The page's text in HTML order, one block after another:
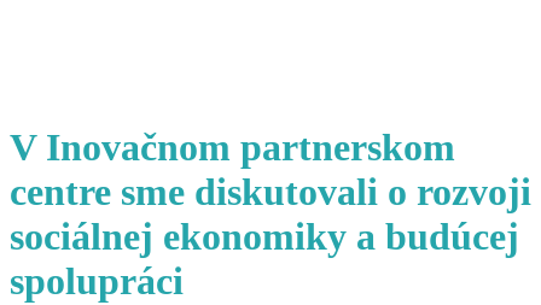
V Inovačnom partnerskom
centre sme diskutovali o rozvoji
sociálnej ekonomiky a budúcej
spolupráci